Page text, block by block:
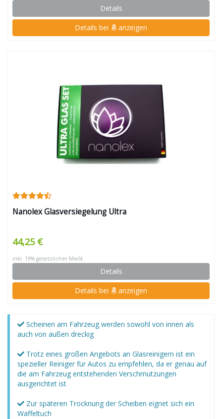
Details
Details bei anzeigen
Nanolex Glasversiegelung Ultra
44,25 €
inkl. 19% gesetzlicher MwSt.
Details
Details bei anzeigen
Scheinen am Fahrzeug werden sowohl von innen als
auch von außen dreckig
Trotz eines großen Angebots an Glasreinigern ist ein
spezieller Reiniger für Autos zu empfehlen, da er genau auf
die am Fahrzeug entstehenden Verschmutzungen
ausgerichtet ist
Zur späteren Trocknung der Scheiben eignet sich ein
Waffeltuch